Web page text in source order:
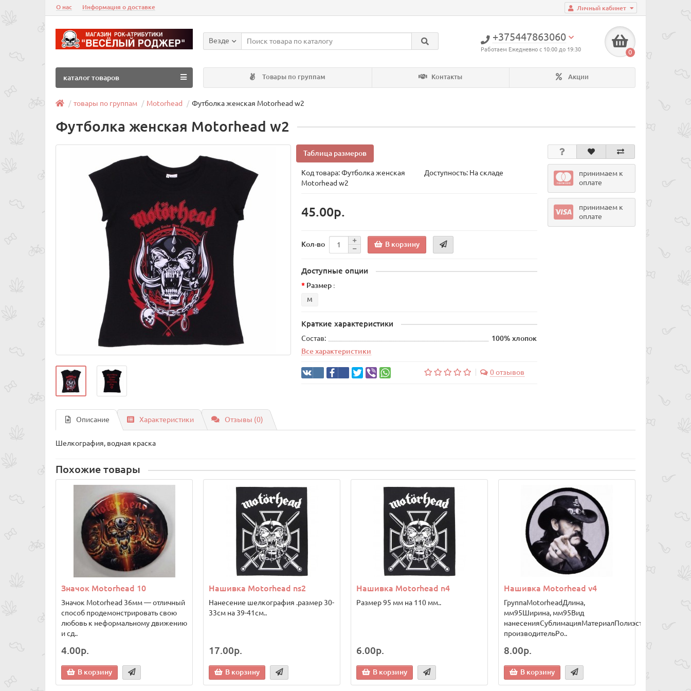
Личный кабинет
О нас Информация о доставке
+375447863060
Работаем Ежедневно с 10:00 до 19:30 0
Везде
Товары по группам Контакты Акции
каталог товаров
товары по группам Motorhead Футболка женская Motorhead w2
Футболка женская Motorhead w2
Таблица размеров
Код товара:Футболка женская
Motorhead w2
Доступность: На складе
45.00р.
Кол-во В корзину
Доступные опции
Размер :
M
Краткие характеристики
Состав:
100% хлопок
Все характеристики
0 отзывов
принимаем к
оплате
принимаем к
оплате
Описание Характеристики Отзывы (0)
Шелкография, водная краска
Похожие товары
Значок Motorhead 10
Значок Motorhead 36мм — отличный
способ продемонстрировать свою
любовь к неформальному движению
и сд..
4.00р.
В корзину
Нашивка Motorhead ns2
Нанесение шелкография .размер 30-
33см на 39-41см..
17.00р.
В корзину
Нашивка Motorhead n4
Размер 95 мм на 110 мм..
6.00р.
В корзину
Нашивка Motorhead v4
ГруппаMotorheadДлина,
мм95Ширина, мм95Вид
нанесенияСублимацияМатериалПолиэстерСтрана
производительРо..
8.00р.
В корзину